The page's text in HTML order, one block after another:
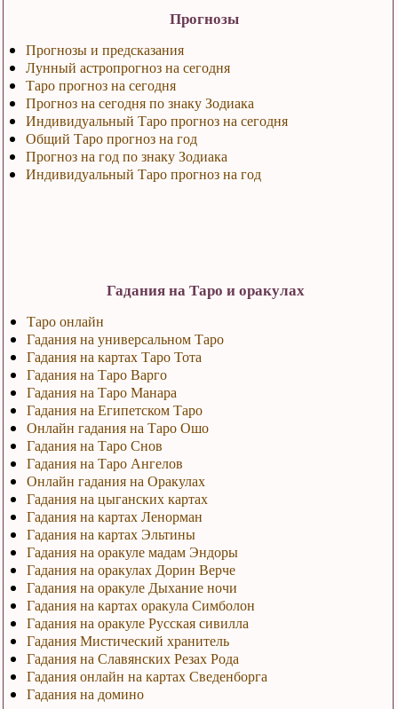
Прогнозы
Прогнозы и предсказания
Лунный астропрогноз на сегодня
Таро прогноз на сегодня
Прогноз на сегодня по знаку Зодиака
Индивидуальный Таро прогноз на сегодня
Общий Таро прогноз на год
Прогноз на год по знаку Зодиака
Индивидуальный Таро прогноз на год
Гадания на Таро и оракулах
Таро онлайн
Гадания на универсальном Таро
Гадания на картах Таро Тота
Гадания на Таро Варго
Гадания на Таро Манара
Гадания на Египетском Таро
Онлайн гадания на Таро Ошо
Гадания на Таро Снов
Гадания на Таро Ангелов
Онлайн гадания на Оракулах
Гадания на цыганских картах
Гадания на картах Ленорман
Гадания на картах Эльтины
Гадания на оракуле мадам Эндоры
Гадания на оракулах Дорин Верче
Гадания на оракуле Дыхание ночи
Гадания на картах оракула Симболон
Гадания на оракуле Русская сивилла
Гадания Мистический хранитель
Гадания на Славянских Резах Рода
Гадания онлайн на картах Сведенборга
Гадания на домино